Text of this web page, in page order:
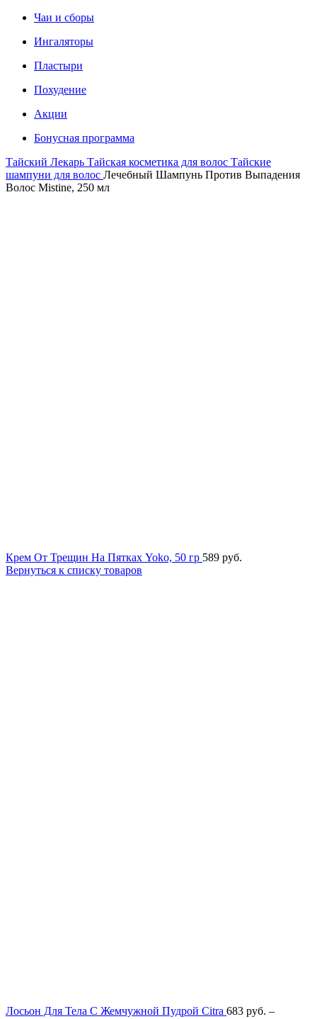
Чаи и сборы
Ингаляторы
Пластыри
Похудение
Акции
Бонусная программа
Тайский Лекарь Тайская косметика для волос Тайские
шампуни для волос Лечебный Шампунь Против Выпадения
Волос Mistine, 250 мл
Крем От Трещин На Пятках Yoko, 50 гр 589 руб.
Вернуться к списку товаров
Лосьон Для Тела С Жемчужной Пудрой Citra 683 руб. –